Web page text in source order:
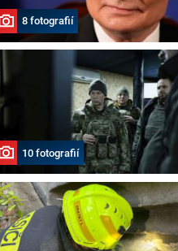
8 fotografií
10 fotografií